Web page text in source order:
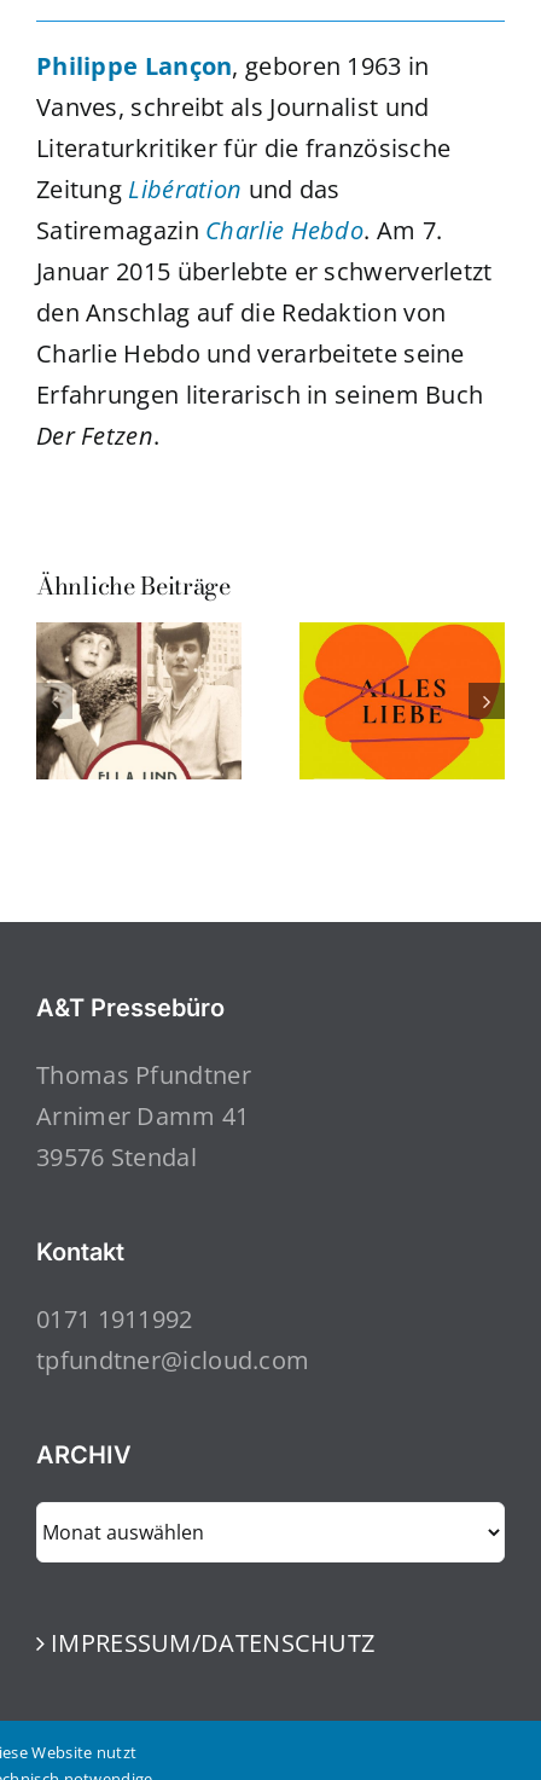
Philippe Lançon, geboren 1963 in
Vanves, schreibt als Journalist und
Literaturkritiker für die französische
Zeitung Libération und das
Satiremagazin Charlie Hebdo. Am 7.
Januar 2015 überlebte er schwerverletzt
den Anschlag auf die Redaktion von
Charlie Hebdo und verarbeitete seine
Erfahrungen literarisch in seinem Buch
Der Fetzen.
Ähnliche Beiträge
A&T Pressebüro
Thomas Pfundtner
Arnimer Damm 41
39576 Stendal
Kontakt
0171 1911992
tpfundtner@icloud.com
ARCHIV
ARCHIV
IMPRESSUM/DATENSCHUTZ
Website nutzt